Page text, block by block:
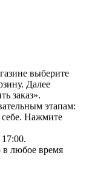
выберите
Далее
заказ».
этапам:
себе. Нажмите
в любое время